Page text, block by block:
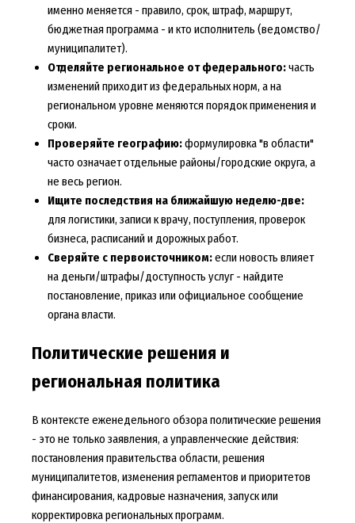
именно меняется - правило, срок, штраф, маршрут,
бюджетная программа - и кто исполнитель (ведомство/
муниципалитет).
Отделяйте региональное от федерального:часть
изменений приходит из федеральных норм, а на
региональном уровне меняются порядок применения и
сроки.
Проверяйте географию:формулировка "в области"
часто означает отдельные районы/городские округа, а
не весь регион.
Ищите последствия на ближайшую неделю-две:
для логистики, записи к врачу, поступления, проверок
бизнеса, расписаний и дорожных работ.
Сверяйте с первоисточником:если новость влияет
на деньги/штрафы/доступность услуг - найдите
постановление, приказ или официальное сообщение
органа власти.
Политические решения и
региональная политика
В контексте еженедельного обзора политические решения
- это не только заявления, а управленческие действия:
постановления правительства области, решения
муниципалитетов, изменения регламентов и приоритетов
финансирования, кадровые назначения, запуск или
корректировка региональных программ.